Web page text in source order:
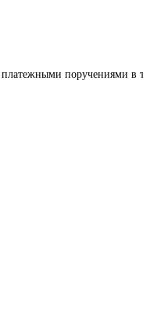
поручениями в